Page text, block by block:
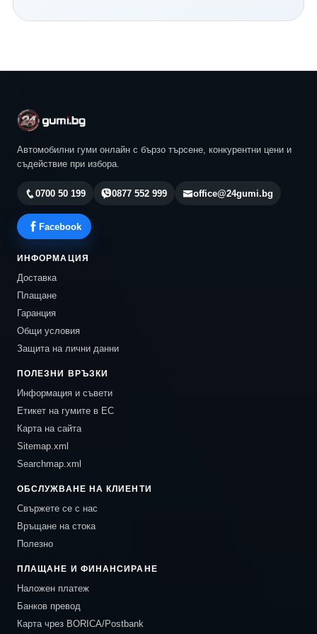
Автомобилни гуми онлайн с бързо търсене, конкурентни цени и
съдействие при избора.
0700 50 199 0877 552 999 office@24gumi.bg
Facebook
ИНФОРМАЦИЯ
Доставка
Плащане
Гаранция
Общи условия
Защита на лични данни
ПОЛЕЗНИ ВРЪЗКИ
Информация и съвети
Етикет на гумите в ЕС
Карта на сайта
Sitemap.xml
Searchmap.xml
ОБСЛУЖВАНЕ НА КЛИЕНТИ
Свържете се с нас
Връщане на стока
Полезно
ПЛАЩАНЕ И ФИНАНСИРАНЕ
Наложен платеж
Банков превод
Карта чрез BORICA/Postbank